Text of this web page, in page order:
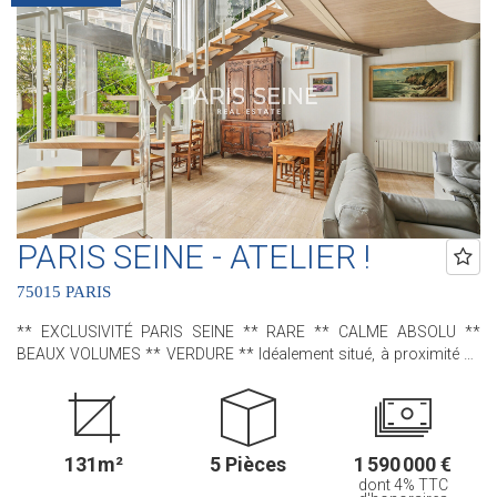
accessible par un escalier intérieur : trois chambres , deux salles
de bains avec leur propre water-closet et de nombreux
rangements. Une cave en sous-sol complète ce bien. Contactez
nous pour plus de renseignements ! .............................................. Le
Groupe PARIS SEINE, c'est 5 Agences au Coeur de Paris !! et 3
Agences dans le 6ème arrondissement : Agence Cherche-Midi - 59
rue du Cherche-Midi - PARIS 6 Agence Sèvres/Vaneau - 85 rue de
Sèvres - PARIS 6 Agence Rennes/Saint-Germain - 83 rue de Rennes
- PARIS 6 (ACHAT - VENTE - LOCATION - GESTION - SUCCESSION -
ÉVALUATION OFFERTE SOUS 24 H).
PARIS SEINE - ATELIER !
75015 PARIS
** EXCLUSIVITÉ PARIS SEINE ** RARE ** CALME ABSOLU **
BEAUX VOLUMES ** VERDURE ** Idéalement situé, à proximité de
plaisir de vous proposer, cet appartement - ancien atelier d'artiste -
situé au sein de la charmante Villa Gabriel ; une très jolie
copropriété, sécurisée avec gardien, qui bénéficie d'une allée privée,
pavée et arborée. Dès l'entrée, une sensation d'espace opère grâce
à ses beaux volumes, sa mezzanine, sa très grande baie vitrée
131m² 5 Pièces 1 590 000 €
dont 4% TTC